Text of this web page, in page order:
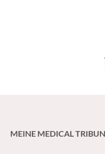
MEINE MEDICAL